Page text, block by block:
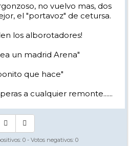
no vuelvo mas, dos
el "portavoz" de cetursa.
los alborotadores!
un madrid Arena"
que hace"
a cualquier remonte......
0 - Votos negativos: 0